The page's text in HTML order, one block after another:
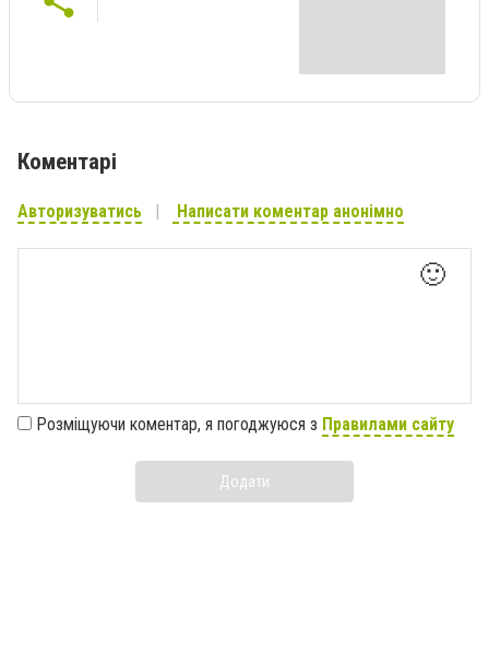
Коментарі
Авторизуватись Написати коментар анонімно
🙂
Розміщуючи коментар, я погоджуюся з Правилами сайту
Додати